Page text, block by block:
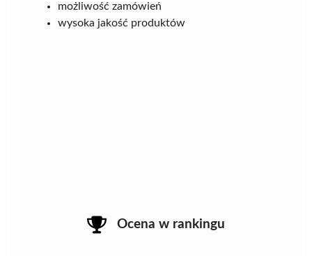
możliwość zamówień
wysoka jakość produktów
Ocena w rankingu